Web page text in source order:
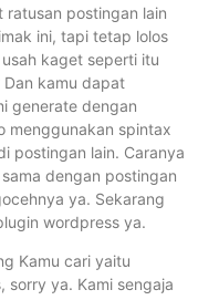
ratusan postingan lain
ini, tapi tetap lolos
kaget seperti itu
Dan kamu dapat
generate dengan
menggunakan spintax
postingan lain. Caranya
dengan postingan
ya. Sekarang
wordpress ya.
Kamu cari yaitu
sorry ya. Kami sengaja